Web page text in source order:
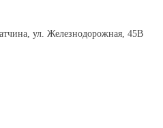
ул. Железнодорожная, 45В